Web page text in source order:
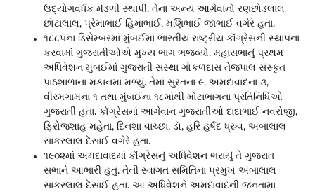
ઉદ્યોગવર્ધક મંડળી સ્થાપી. તેના અન્ય આગેવાનો રણછોડલાલ
છોટાલાલ, પ્રેમાભાઈ હિમાભાઈ, મણિભાઈ જાભાઈ વગેરે હતા.
૧૮૮૫ના ડિસેમ્બરમાં મુંબઈમાં ભારતીય રાષ્ટ્રીય કૉંગ્રેસની સ્થાપના
કરવામાં ગુજરાતીઓએ મુખ્ય ભાગ ભજવ્યો. મહાસભાનું પ્રથમ
અધિવેશન મુંબઈમાં ગુજરાતી સંસ્થા ગોકળદાસ તેજપાલ સંસ્કૃત
પાઠશાળાના મકાનમાં મળ્યું. તેમાં સુરતના ૯, અમદાવાદના ૩,
વીરમગામના ૧ તથા મુંબઈના ૧૮માંથી મોટાભાગના પ્રતિનિધિઓ
ગુજરાતી હતા. કોંગ્રેસમાં આગેવાન ગુજરાતીઓ દાદાભાઈ નવરોજી,
ફિરોજશાહ મહેતા, દિનશા વાચ્છા, ડૉ, હરિ હર્ષદ ધ્રુવ, અંબાલાલ
સાકરલાલ દેસાઈ વગેરે હતા.
૧૯૦૨માં અમદાવાદમાં કૉંગ્રેસનું અધિવેશન ભરાયું તે ગુજરાત
સભાને આભારી હતું. તેની સ્વાગત સમિતિના પ્રમુખ અંબાલાલ
સાકરલાલ દેસાઈ હતા. આ અધિવેશને અમદાવાદની જનતામાં